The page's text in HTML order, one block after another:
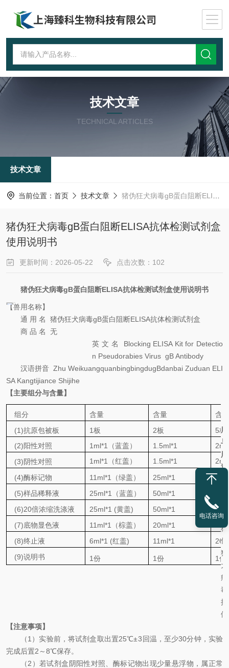
技术文章
TECHNICAL ARTICLES
技术文章
当前位置： 首页 技术文章 猪伪狂犬病毒gB蛋白阻断ELISA抗体检测试剂盒使用说明书
猪伪狂犬病毒gB蛋白阻断ELISA抗体检测试剂盒
使用说明书
更新时间：2026-05-22 点击次数：102
猪伪狂犬病毒gB蛋白 阻断ELISA抗体检测试剂盒使用说明书
【兽用名称】
通 用 名 猪伪狂犬病毒gB蛋白 阻断ELISA抗体检测试剂盒
商 品 名
无
英 文 名 Blocking ELISA Kit for Detectio
n Pseudorabies Virus gBAntibody
汉语拼音 Zhu WeikuangquanbingbingdugBdanbai Zuduan ELI
SAKangtijiance Shijihe
【主要组分与含量】
组分 含量 含量
含量
(1)抗原包被板
1板 2板 5板
(2)阳性对照
1 ml*1（蓝盖） 1 .5ml*1 2ml
(3)阴性对照
1 ml*1（红盖） 1 .5ml*1 2ml
(4)酶标记物
11 ml*1（绿盖） 25ml*1 6
(5)样品稀释液
25ml*1（蓝盖） 50ml*1
(6)20倍浓缩洗涤液
25ml*1 (黄盖) 50ml*1 15
(7)底物显色液
11 ml*1 （棕盖） 20ml*1
(8)终止液
6ml*1 (红盖) 11 ml*1 26
(9)说明书 1份 1份 1份
用
与
用
测
猪
伪
狂
犬
病
毒
抗
【注意事项】
（1 ） 实验前，将试剂盒取出置25℃±3 回温，至少30分钟 ，实验
完成后置2 ～8℃保存。
（2 ）若试剂盒阴阳性对照 酶标记物出现少量悬浮物，属正常
电话咨询